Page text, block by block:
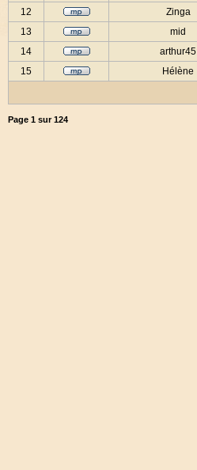
12
Zinga
13
mid
14
arthur45
15
Hélène
Page 1 sur124